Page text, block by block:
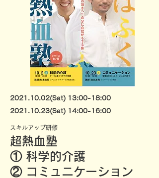
2021.10.02(Sat) 13:00-18:00
2021.10.23(Sat) 14:00-16:00
スキルアップ研修
超熱血塾
① 科学的介護
​② コミュニケーション